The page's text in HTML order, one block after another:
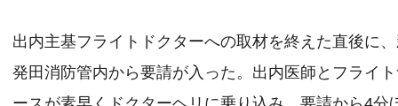
出内主基フライトドクターへの取材を終えた直後に
発田消防管内から要請が入った。出内医師とフライ